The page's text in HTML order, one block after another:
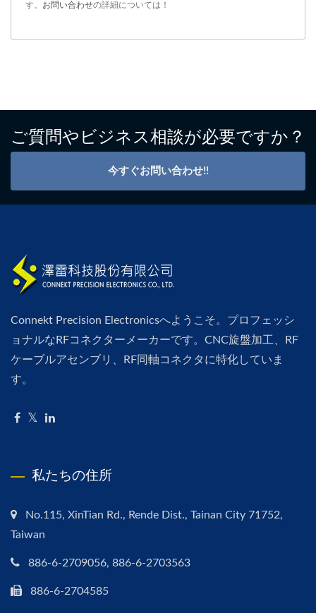
す。 お問い合わせの詳細については！
ご質問やビジネス相談が必要ですか？
今すぐお問い合わせ!!
Connekt Precision Electronicsへようこそ。プロフェッシ
ョナルなRFコネクターメーカーです。CNC旋盤加工、RF
ケーブルアセンブリ、RF同軸コネクタに特化していま
す。
私たちの住所
No.115, XinTian Rd., Rende Dist., Tainan City 71752,
Taiwan
886-6-2709056, 886-6-2703563
886-6-2704585